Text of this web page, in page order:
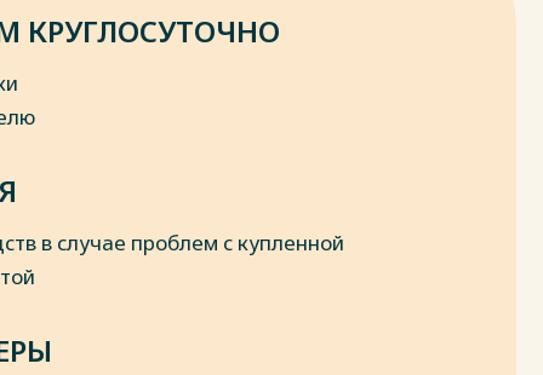
КРУГЛОСУТОЧНО
в случае проблем с купленной